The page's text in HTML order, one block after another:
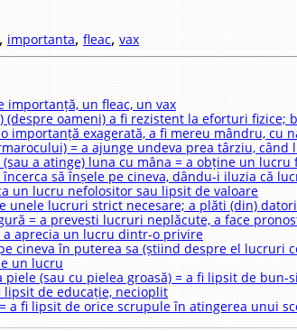
, importanta, fleac, vax
importanță, un fleac, un vax
(despre oameni) a fi rezistent la eforturi fizice;
importanță exagerată, a fi mereu mândru, cu
= a ajunge undeva prea târziu,
a atinge) luna cu mâna = a obține un
să înșele pe cineva, dându-i iluzia că
un lucru nefolositor sau lipsit de valoare
unele lucruri strict necesare; a plăti (din)
= a prevesti lucruri neplăcute, a face
a aprecia un lucru dintr-o privire
cineva în puterea sa (știind despre el lucruri
un lucru
piele (sau cu pielea groasă) = a fi lipsit de bun-
lipsit de educație, necioplit
a fi lipsit de orice scrupule în atingerea unui